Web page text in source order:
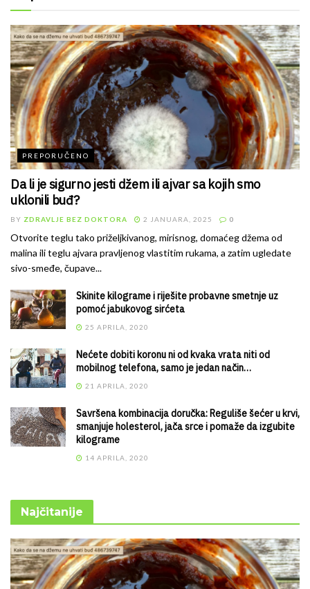
PREPORUČENO
Da li je sigurno jesti džem ili ajvar sa kojih smo
uklonili buđ?
BY ZDRAVLJE BEZ DOKTORA 2 JANUARA, 2025 0
Otvorite teglu tako priželjkivanog, mirisnog, domaćeg džema od
malina ili teglu ajvara pravljenog vlastitim rukama, a zatim ugledate
sivo-smeđe, čupave...
Skinite kilograme i riješite probavne smetnje uz
pomoć jabukovog sirćeta
25 APRILA, 2020
Nećete dobiti koronu ni od kvaka vrata niti od
mobilnog telefona, samo je jedan način…
21 APRILA, 2020
Savršena kombinacija doručka: Reguliše šećer u krvi,
smanjuje holesterol, jača srce i pomaže da izgubite
kilograme
14 APRILA, 2020
Najčitanije